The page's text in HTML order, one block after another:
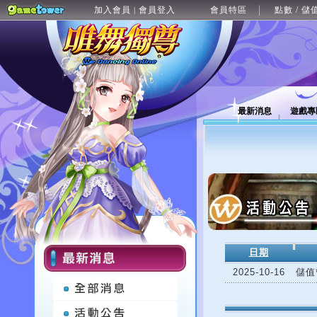
加入會員 | 會員登入 會員特區 點數 / 儲
最新消息 遊戲
日期
2025-10-16
儲